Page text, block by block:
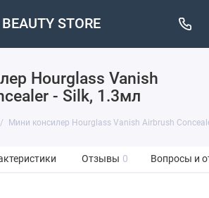
BEAUTY STORE
Hourglass Vanish
- Silk, 1.3мл
Мини консилер Hourglass Vanish Airbrush
Отзывы 0 Вопросы и